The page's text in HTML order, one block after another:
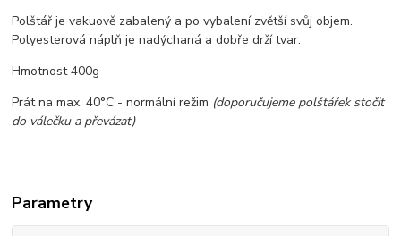
Polštář je vakuově zabalený a po vybalení zvětší svůj objem.
Polyesterová náplň je nadýchaná a dobře drží tvar.
Hmotnost 400g
Prát na max. 40°C - normální režim (doporučujeme polštářek stočit
do válečku a převázat)
Parametry